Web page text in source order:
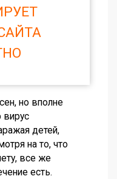
но вполне
вирус
детей,
на то, что
все же
есть.